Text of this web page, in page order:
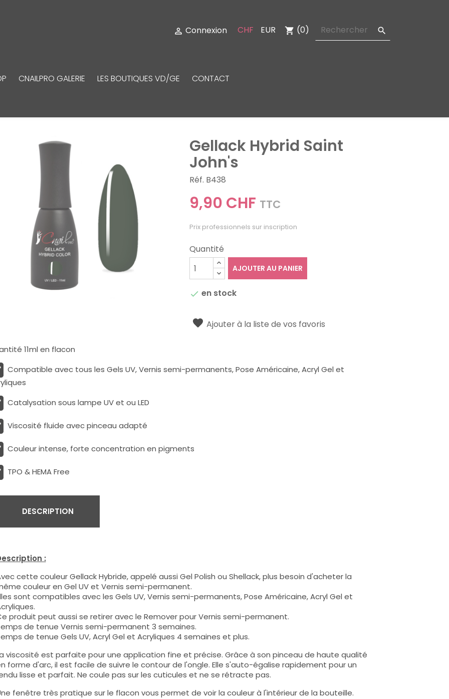
 Connexion CHF EUR shopping_cart (0) 
CNAILPRO GALERIE LES BOUTIQUES VD/GE CONTACT
Gellack Hybrid Saint
John's
Réf. B438
9,90 CHF TTC
Prix professionnels sur inscription
Quantité
AJOUTER AU PANIER
 en stock
Ajouter à la liste de vos favoris
11ml en flacon
Compatible avec tous les Gels UV, Vernis semi-permanents, Pose Américaine, Acryl Gel et
Catalysation sous lampe UV et ou LED
Viscosité fluide avec pinceau adapté
Couleur intense, forte concentration en pigments
TPO & HEMA Free
DESCRIPTION
:
cette couleur Gellack Hybride, appelé aussi Gel Polish ou Shellack, plus besoin d'acheter la
couleur en Gel UV et Vernis semi-permanent.
sont compatibles avec les Gels UV, Vernis semi-permanents, Pose Américaine, Acryl Gel et
produit peut aussi se retirer avec le Remover pour Vernis semi-permanent.
de tenue Vernis semi-permanent 3 semaines.
de tenue Gels UV, Acryl Gel et Acryliques 4 semaines et plus.
viscosité est parfaite pour une application fine et précise. Grâce à son pinceau de haute qualité
forme d'arc, il est facile de suivre le contour de l'ongle. Elle s'auto-égalise rapidement pour un
lisse et parfait. Ne coule pas sur les cuticules et ne se rétracte pas.
fenêtre très pratique sur le flacon vous permet de voir la couleur à l'intérieur de la bouteille.